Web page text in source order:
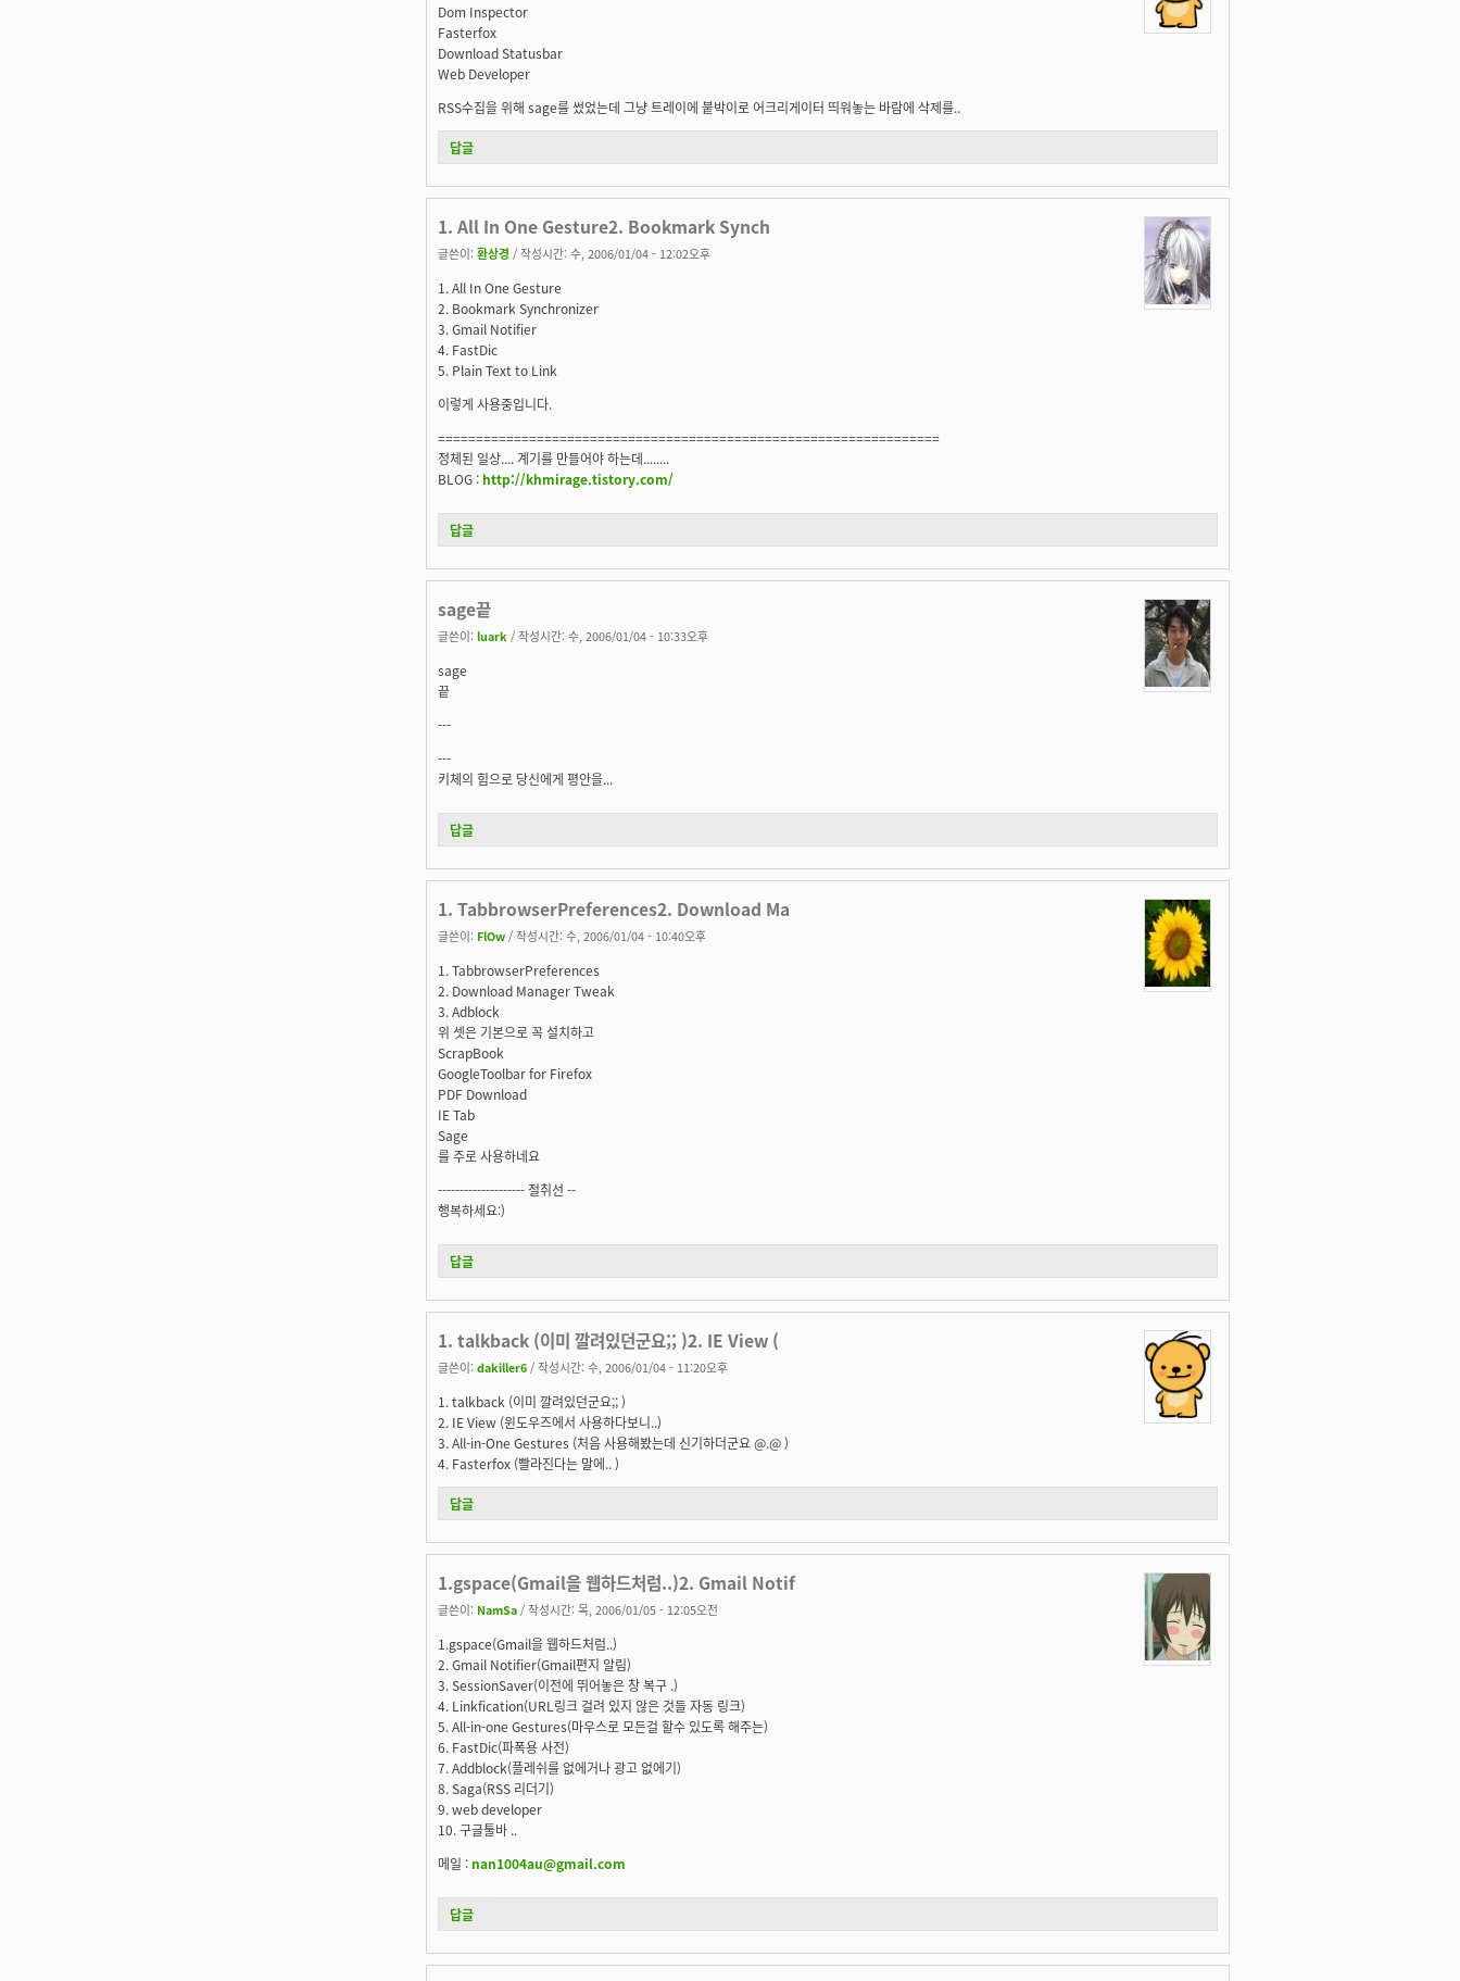
Dom Inspector
Fasterfox
Download Statusbar
Web Developer
RSS수집을 위해 sage를 썼었는데 그냥 트레이에 붙박이로 어크리게이터 띄워놓는 바람에 삭제를..
답글
1. All In One Gesture2. Bookmark Synch
글쓴이: 환상경 / 작성시간: 수, 2006/01/04 - 12:02오후
1. All In One Gesture
2. Bookmark Synchronizer
3. Gmail Notifier
4. FastDic
5. Plain Text to Link
이렇게 사용중입니다.
==================================================================
정체된 일상.... 계기를 만들어야 하는데........
BLOG : http://khmirage.tistory.com/
답글
sage끝
글쓴이: luark / 작성시간: 수, 2006/01/04 - 10:33오후
sage
끝
---
---
키체의 힘으로 당신에게 평안을...
답글
1. TabbrowserPreferences2. Download Ma
글쓴이: FlOw / 작성시간: 수, 2006/01/04 - 10:40오후
1. TabbrowserPreferences
2. Download Manager Tweak
3. Adblock
위 셋은 기본으로 꼭 설치하고
ScrapBook
GoogleToolbar for Firefox
PDF Download
IE Tab
Sage
를 주로 사용하네요
-------------------- 절취선 --
행복하세요:)
답글
1. talkback (이미 깔려있던군요;; )2. IE View (
글쓴이: dakiller6 / 작성시간: 수, 2006/01/04 - 11:20오후
1. talkback (이미 깔려있던군요;; )
2. IE View (윈도우즈에서 사용하다보니..)
3. All-in-One Gestures (처음 사용해봤는데 신기하더군요 @.@ )
4. Fasterfox (빨라진다는 말에.. )
답글
1.gspace(Gmail을 웹하드처럼..)2. Gmail Notif
글쓴이: NamSa / 작성시간: 목, 2006/01/05 - 12:05오전
1.gspace(Gmail을 웹하드처럼..)
2. Gmail Notifier(Gmail편지 알림)
3. SessionSaver(이전에 뛰어놓은 창 복구 .)
4. Linkfication(URL링크 걸려 있지 않은 것들 자동 링크)
5. All-in-one Gestures(마우스로 모든걸 할수 있도록 해주는)
6. FastDic(파폭용 사전)
7. Addblock(플레쉬를 없에거나 광고 없에기)
8. Saga(RSS 리더기)
9. web developer
10. 구글툴바 ..
메일 : nan1004au@gmail.com
답글